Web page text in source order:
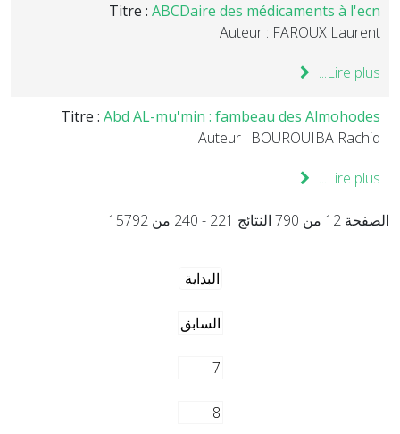
Titre : ABCDaire des médicaments à l'ecn
Auteur : FAROUX Laurent
Lire plus...
Titre : Abd AL-mu'min : fambeau des Almohodes
Auteur : BOUROUIBA Rachid
Lire plus...
الصفحة 12 من 790 النتائج 221 - 240 من 15792
البداية
السابق
7
8